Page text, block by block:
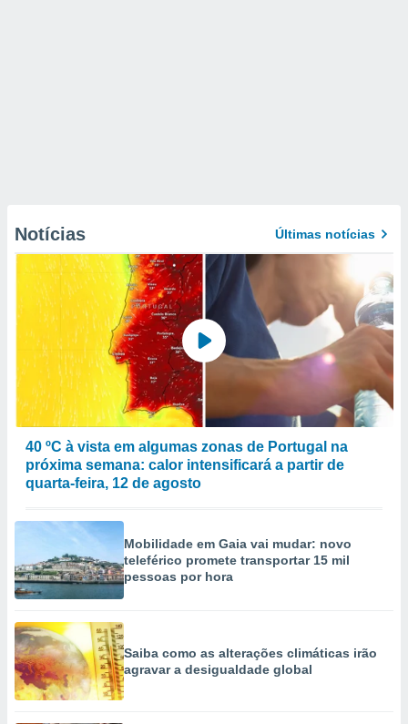
Notícias Últimas notícias
40 ºC à vista em algumas zonas de Portugal na
próxima semana: calor intensificará a partir de
quarta-feira, 12 de agosto
Mobilidade em Gaia vai mudar: novo
teleférico promete transportar 15 mil
pessoas por hora
Saiba como as alterações climáticas irão
agravar a desigualdade global